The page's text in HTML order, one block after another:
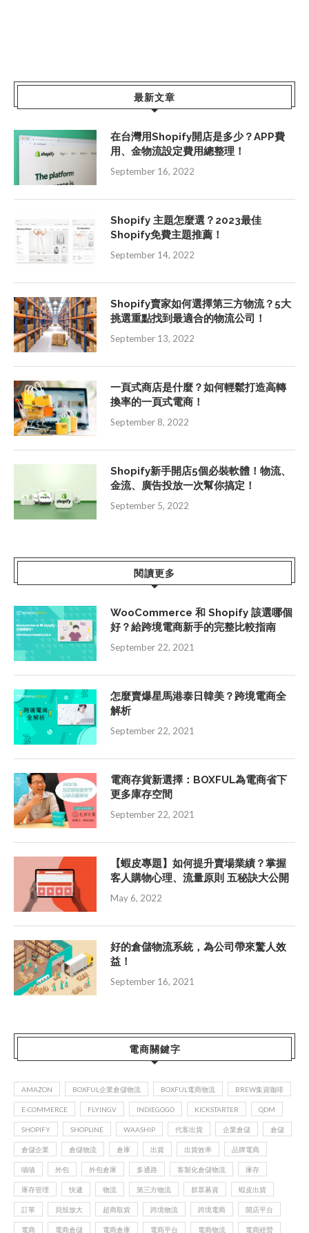
最新文章
在台灣用Shopify開店是多少？APP費
用、金物流設定費用總整理！
September 16, 2022
Shopify 主題怎麼選？2023最佳
Shopify免費主題推薦！
September 14, 2022
Shopify賣家如何選擇第三方物流？5大
挑選重點找到最適合的物流公司！
September 13, 2022
一頁式商店是什麼？如何輕鬆打造高轉
換率的一頁式電商！
September 8, 2022
Shopify新手開店5個必裝軟體！物流、
金流、廣告投放一次幫你搞定！
September 5, 2022
閱讀更多
WooCommerce 和 Shopify 該選哪個
好？給跨境電商新手的完整比較指南
September 22, 2021
怎麼賣爆星馬港泰日韓美？跨境電商全
解析
September 22, 2021
電商存貨新選擇：BOXFUL為電商省下
更多庫存空間
September 22, 2021
【蝦皮專題】如何提升賣場業績？掌握
客人購物心理、流量原則 五秘訣大公開
May 6, 2022
好的倉儲物流系統，為公司帶來驚人效
益！
September 16, 2021
電商關鍵字
AMAZON BOXFUL企業倉儲物流 BOXFUL電商物流 BREW集資咖啡
E-COMMERCE FLYINGV INDIEGOGO KICKSTARTER QDM
SHOPIFY SHOPLINE WAASHIP 代客出貨 企業倉儲 倉儲
倉儲企業 倉儲物流 倉庫 出貨 出貨效率 品牌電商
嘖嘖 外包 外包倉庫 多通路 客製化倉儲物流 庫存
庫存管理 快遞 物流 第三方物流 群眾募資 蝦皮出貨
訂單 貝殼放大 超商取貨 跨境物流 跨境電商 開店平台
電商 電商倉儲 電商倉庫 電商平台 電商物流 電商經營